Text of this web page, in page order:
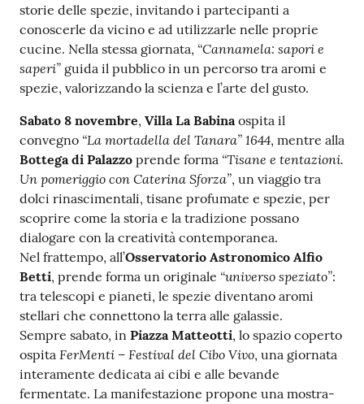
storie delle spezie, invitando i partecipanti a
conoscerle da vicino e ad utilizzarle nelle proprie
cucine. Nella stessa giornata, “Cannamela: sapori e
saperi” guida il pubblico in un percorso tra aromi e
spezie, valorizzando la scienza e l’arte del gusto.
Sabato 8 novembre, Villa La Babinaospita il
convegno “La mortadella del Tanara” 1644, mentre alla
Bottega di Palazzo prende forma “Tisane e tentazioni.
Un pomeriggio con Caterina Sforza”, un viaggio tra
dolci rinascimentali, tisane profumate e spezie, per
scoprire come la storia e la tradizione possano
dialogare con la creatività contemporanea.
Nel frattempo, all’Osservatorio Astronomico Alfio
Betti, prende forma un originale “universo speziato”:
tra telescopi e pianeti, le spezie diventano aromi
stellari che connettono la terra alle galassie.
Sempre sabato, in Piazza Matteotti, lo spazio coperto
ospita FerMenti – Festival del Cibo Vivo, una giornata
interamente dedicata ai cibi e alle bevande
fermentate. La manifestazione propone una mostra-